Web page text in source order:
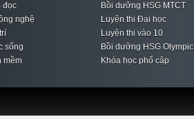
đọc
nghệ
sống
mềm
Bồi dưỡng HSG MTCT
Luyện thi Đại học
Luyện thi vào 10
Bồi dưỡng HSG Olympic
Khóa học phổ cập